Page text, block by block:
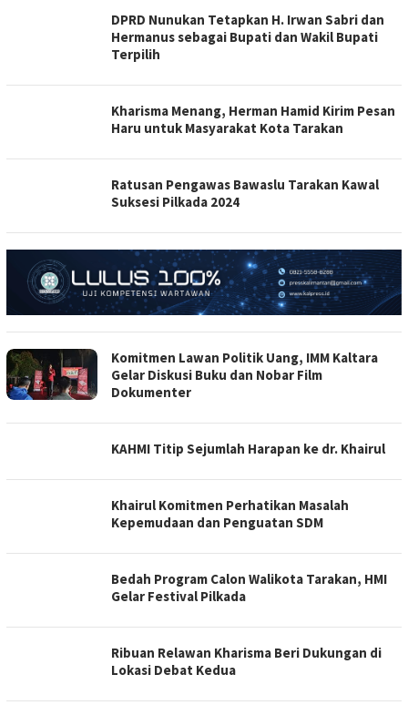
DPRD Nunukan Tetapkan H. Irwan Sabri dan
Hermanus sebagai Bupati dan Wakil Bupati
Terpilih
Kharisma Menang, Herman Hamid Kirim Pesan
Haru untuk Masyarakat Kota Tarakan
Ratusan Pengawas Bawaslu Tarakan Kawal
Suksesi Pilkada 2024
Komitmen Lawan Politik Uang, IMM Kaltara
Gelar Diskusi Buku dan Nobar Film
Dokumenter
KAHMI Titip Sejumlah Harapan ke dr. Khairul
Khairul Komitmen Perhatikan Masalah
Kepemudaan dan Penguatan SDM
Bedah Program Calon Walikota Tarakan, HMI
Gelar Festival Pilkada
Ribuan Relawan Kharisma Beri Dukungan di
Lokasi Debat Kedua